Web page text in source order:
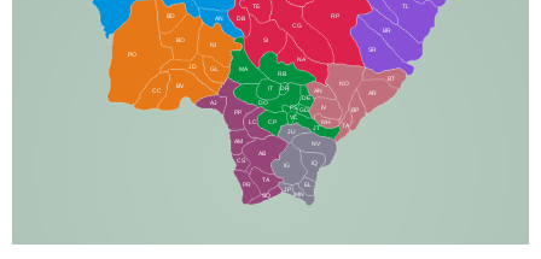
AN
TL
BR
SR
BT
AR
RP
CG
SI
NA
TA
NH
JT
RB
MA
IT
DR
DO
CP
JU
NV
IQ
EL
BD
BO
NI
JD
PO
BV
CC
PP
AJ
LC
AM
AB
JP
DB
TE
CS
PR
TA
SQ
IG
MN
NO
BP
GL
AN
IV
FS
VC
GD
DE